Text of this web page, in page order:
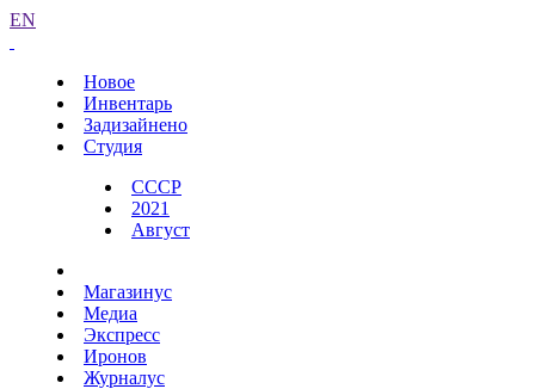
EN
Новое
Инвентарь
Задизайнено
Студия
СССР
2021
Август
Магазинус
Медиа
Экспресс
Иронов
Журналус